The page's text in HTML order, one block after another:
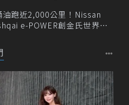
油跑近2,000公里！Nissan
e-POWER創金氏世界紀